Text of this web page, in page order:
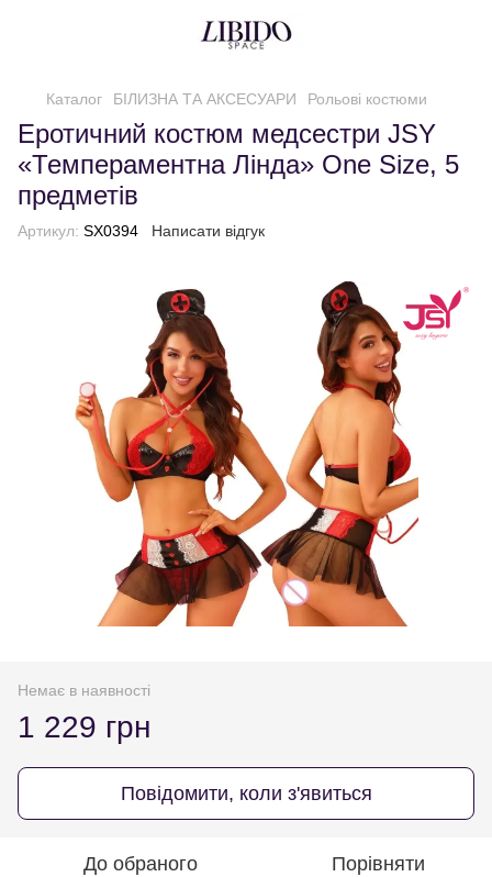
Каталог БІЛИЗНА ТА АКСЕСУАРИ Рольові костюми
Еротичний костюм медсестри JSY
«Темпераментна Лінда» One Size, 5
предметів
Артикул: SX0394 Написати відгук
Немає в наявності
1 229 грн
Повідомити, коли з'явиться
До обраного Порівняти